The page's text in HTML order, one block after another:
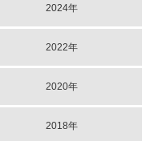
2024年
2022年
2020年
2018年